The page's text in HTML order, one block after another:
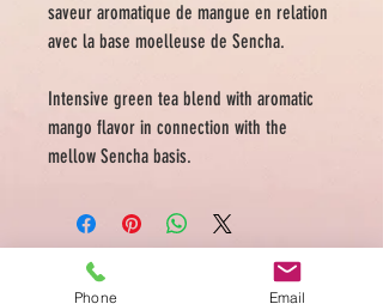
saveur aromatique de mangue en relation
avec la base moelleuse de Sencha.
Intensive green tea blend with aromatic
mango flavor in connection with the
mellow Sencha basis.
ADDRESS
Phone Email